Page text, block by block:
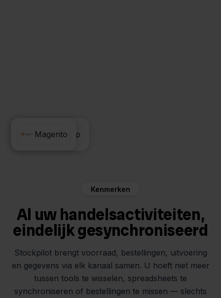
Tiktok Shop
Magento
Kenmerken
Al uw handelsactiviteiten,
eindelijk gesynchroniseerd
Stockpilot brengt voorraad, bestellingen, uitvoering
en gegevens via elk kanaal samen. U hoeft niet meer
tussen tools te wisselen, spreadsheets te
synchroniseren of bestellingen te missen — slechts